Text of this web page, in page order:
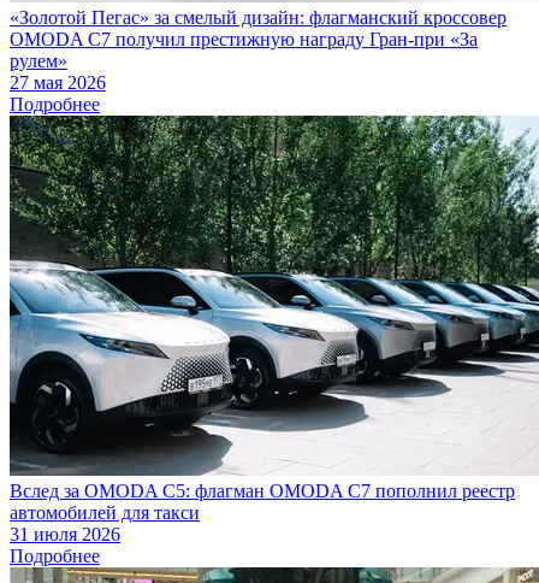
«Золотой Пегас» за смелый дизайн: флагманский кроссовер
OMODA C7 получил престижную награду Гран-при «За
рулем»
27 мая 2026
Подробнее
Вслед за OMODA C5: флагман OMODA C7 пополнил реестр
автомобилей для такси
31 июля 2026
Подробнее